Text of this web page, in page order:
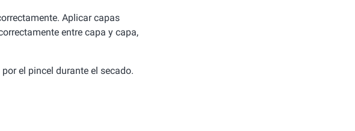
Aplicar capas
entre capa y capa,
el pincel durante el secado.